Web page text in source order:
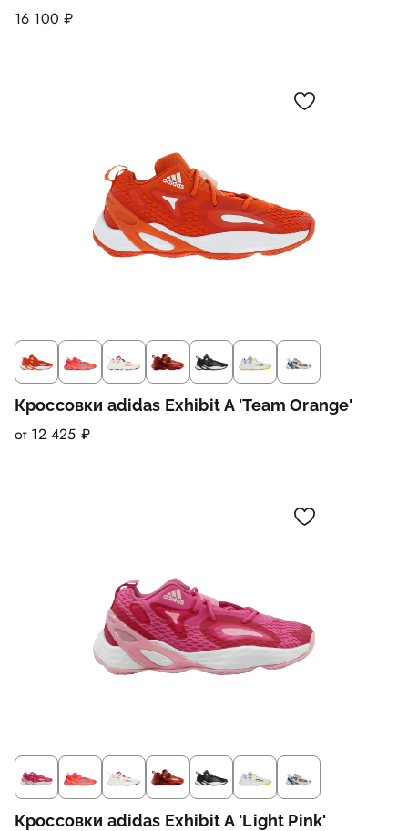
16 100 ₽
Кроссовки adidas Exhibit A 'Team Orange'
от 12 425 ₽
Кроссовки adidas Exhibit A 'Light Pink'